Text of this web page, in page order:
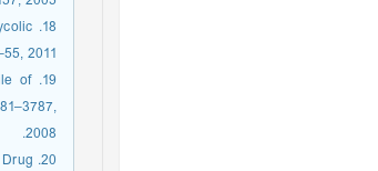
2011.
of
2008.